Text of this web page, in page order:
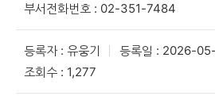
부서전화번호 : 02-351-7484
등록자 : 유웅기
등록일 : 2026-
조회수 : 1,277